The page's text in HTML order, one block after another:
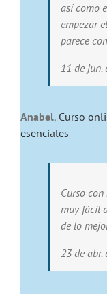
así como
empezar
parece
11 de jun.
Anabel, Curso
esenciales
Curso
muy fácil
de lo
23 de abr.